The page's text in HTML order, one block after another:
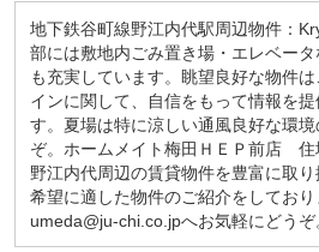
地下鉄谷町線野江内代駅周辺物件：
部には敷地内ごみ置き場・エレベー
も充実しています。眺望良好な物件
インに関して、自信をもって情報を
す。夏場は特に涼しい通風良好な環
ぞ。ホームメイト梅田ＨＥＰ前店 住
野江内代周辺の賃貸物件を豊富に取
希望に適した物件のご紹介をしてお
umeda@ju-chi.co.jpへお気軽にどうぞ